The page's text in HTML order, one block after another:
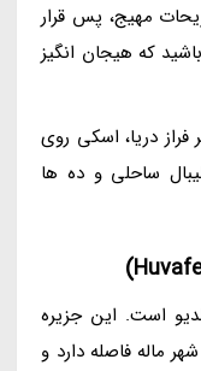
مهیج، پس قرار
که هیجان انگیز
فراز دریا، اسکی روی
ساحلی و ده ها
است. این جزیره
ماله فاصله دارد و